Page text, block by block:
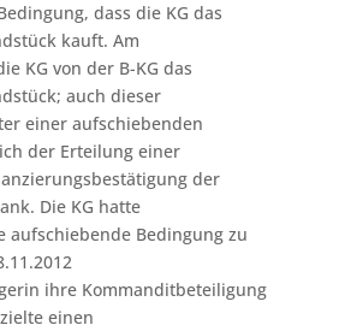
dass die KG das
kauft. Am
KG von der B-KG das
auch dieser
einer aufschiebenden
der Erteilung einer
der
Die KG hatte
aufschiebende Bedingung zu
ihre Kommanditbeteiligung
einen